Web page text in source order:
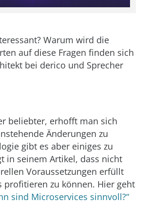
Warum wird die
auf diese Fragen finden sich
bei derico und Sprecher
beliebter, erhofft man sich
Änderungen zu
gibt es aber einiges zu
in seinem Artikel, dass nicht
Voraussetzungen erfüllt
zu können. Hier geht
sind Microservices sinnvoll?“